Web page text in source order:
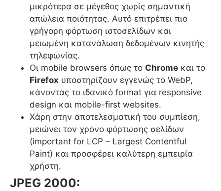
μικρότερα σε μέγεθος χωρίς σημαντική
απώλεια ποιότητας. Αυτό επιτρέπει πιο
γρήγορη φόρτωση ιστοσελίδων και
μειωμένη κατανάλωση δεδομένων κινητής
τηλεφωνίας.
Οι mobile browsers όπως το Chrome και το
Firefox υποστηρίζουν εγγενώς το WebP,
κάνοντάς το ιδανικό format για responsive
design και mobile-first websites.
Χάρη στην αποτελεσματική του συμπίεση,
μειώνει τον χρόνο φόρτωσης σελίδων
(important for LCP – Largest Contentful
Paint) και προσφέρει καλύτερη εμπειρία
χρήστη.
JPEG 2000: